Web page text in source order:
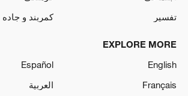
تفسیر
کمربند و جاده
EXPLORE MORE
English
Español
Français
العربية